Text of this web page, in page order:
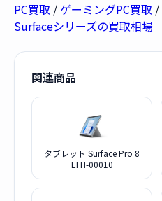
PC買取 / ゲーミングPC買取 /
Surfaceシリーズの買取相場
関連商品
タブレット Surface Pro 8
EFH-00010